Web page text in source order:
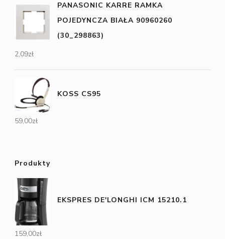
PANASONIC KARRE RAMKA
POJEDYNCZA BIAŁA 90960260
(30_298863)
2,09zł
KOSS CS95
59,00zł
Produkty
EKSPRES DE'LONGHI ICM 15210.1
159,00zł